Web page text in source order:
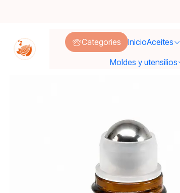
Categories InicioAceites
Moldes y utensilios